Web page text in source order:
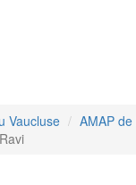
Vaucluse
AMAP